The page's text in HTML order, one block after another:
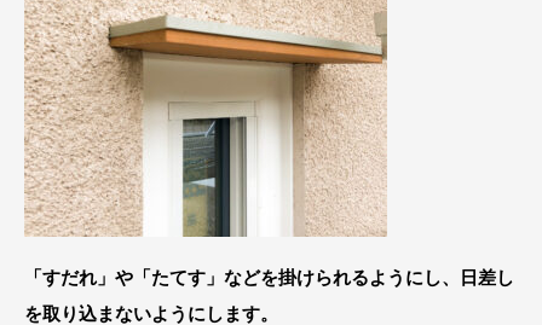
「すだれ」や「たてす」などを掛けられるようにし、日差し
を取り込まないようにします。